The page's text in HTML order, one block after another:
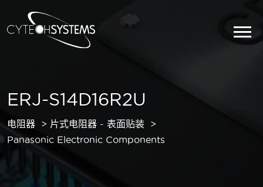
ERJ-S14D16R2U
电阻器
片式电阻器 - 表面贴装
Panasonic Electronic Components